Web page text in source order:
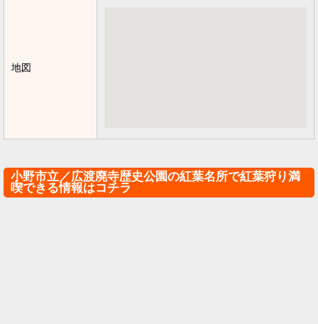
地図
小野市立／広渡廃寺歴史公園の紅葉名所で紅葉狩り満
喫できる情報はコチラ